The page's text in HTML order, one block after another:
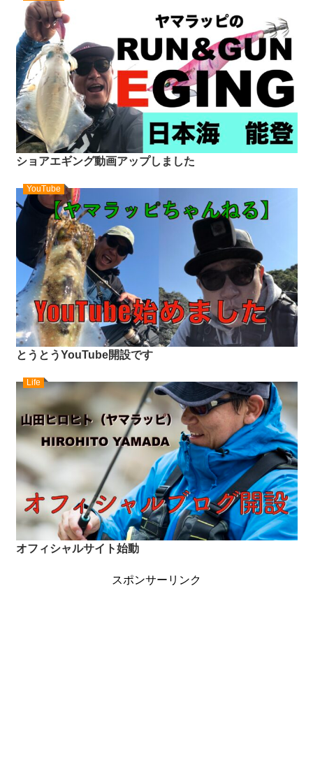
ショアエギング動画アップしました
YouTube
とうとうYouTube開設です
Life
オフィシャルサイト始動
スポンサーリンク